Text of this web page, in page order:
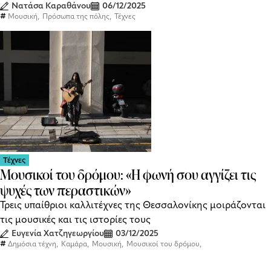
Νατάσα Καραθάνου 06/12/2025
Μουσική, Πρόσωπα της πόλης, Τέχνες
Τέχνες
Μουσικοί του δρόμου: «Η φωνή σου αγγίζει τις
ψυχές των περαστικών»
Τρεις υπαίθριοι καλλιτέχνες της Θεσσαλονίκης μοιράζονται
τις μουσικές και τις ιστορίες τους
Ευγενία Χατζηγεωργίου 03/12/2025
Δημόσια τέχνη, Καμάρα, Μουσική, Μουσικοί του δρόμου,